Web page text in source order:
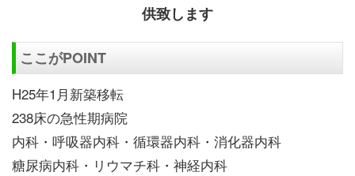
供致します
ここがPOINT
H25年1月新築移転
238床の急性期病院
内科・呼吸器内科・循環器内科・消化器内科
糖尿病内科・リウマチ科・神経内科